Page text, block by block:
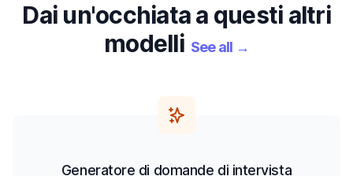
Dai un'occhiata a questi altri
modelli See all →
Generatore di domande di intervista